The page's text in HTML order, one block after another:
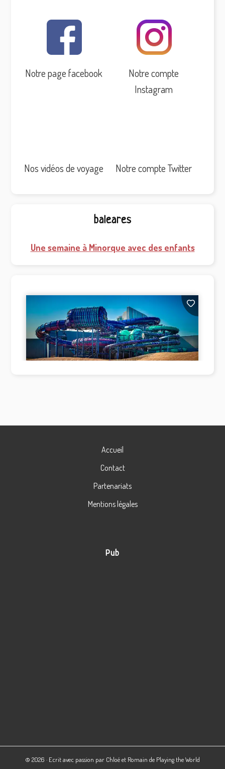
Notre page facebook
Notre compte
Instagram
Nos vidéos de voyage Notre compte Twitter
baleares
Une semaine à Minorque avec des enfants
Accueil
Contact
Partenariats
Mentions légales
Pub
© 2026 · Ecrit avec passion par Chloé et Romain de Playing the World